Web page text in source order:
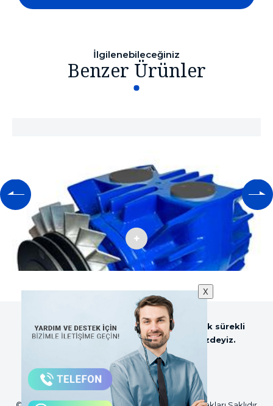
İlgilenebileceğiniz
Benzer Ürünler
YVP-3000
Sezer Tarım ve Sağım Teknolojileri olarak sürekli
güncellenen web sitemiz ile hizmetinizdeyiz.
X